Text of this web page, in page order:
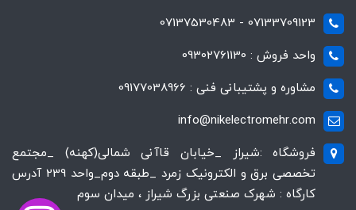
07133709123 - 07137530483
واحد فروش : 09302761130
مشاوره و پشتیبانی فنی : 09177038966
info@nikelectromehr.com
فروشگاه :شیراز _خیابان قاآنی شمالی(کهنه) _مجتمع
تخصصی برق و الکترونیک زمرد _طبقه دوم_واحد 239 آدرس
کارگاه : شهرک صنعتی بزرگ شیراز ، میدان سوم